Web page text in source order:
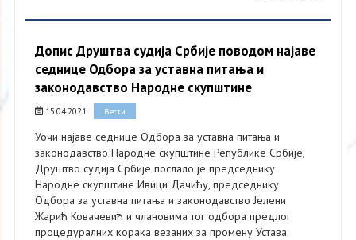
Допис Друштва судија Србије поводом најаве
седнице Одбора за уставна питања и
законодавство Народне скупштине
15.04.2021 Вести
Уочи најаве седнице Одбора за уставна питања и
законодавство Народне скупштине Републике Србије,
Друштво судија Србије послало је председнику
Народне скупштине Ивици Дачићу, председнику
Одбора за уставна питања и законодавство Јелени
Жарић Ковачевић и члановима тог одбора предлог
процедуралних корака везаних за промену Устава.